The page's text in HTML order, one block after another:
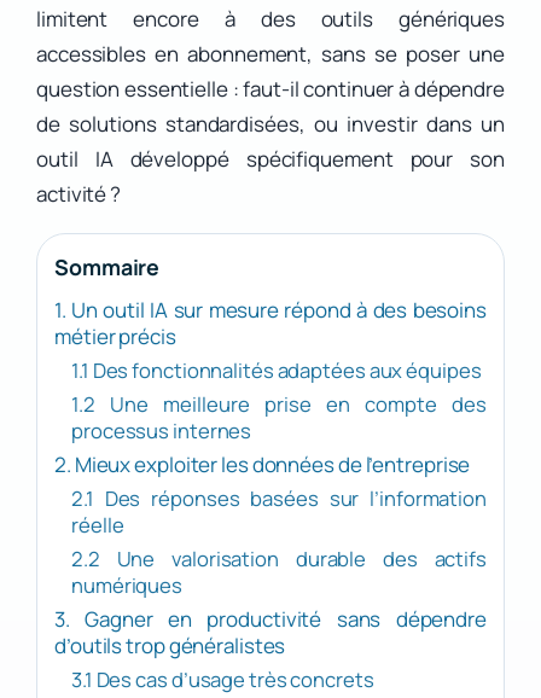
limitent encore à des outils génériques
accessibles en abonnement, sans se poser une
question essentielle : faut-il continuer à dépendre
de solutions standardisées, ou investir dans un
outil IA développé spécifiquement pour son
activité ?
Sommaire
1. Un outil IA sur mesure répond à des besoins
métier précis
1.1 Des fonctionnalités adaptées aux équipes
1.2 Une meilleure prise en compte des
processus internes
2. Mieux exploiter les données de l’entreprise
2.1 Des réponses basées sur l’information
réelle
2.2 Une valorisation durable des actifs
numériques
3. Gagner en productivité sans dépendre
d’outils trop généralistes
3.1 Des cas d’usage très concrets